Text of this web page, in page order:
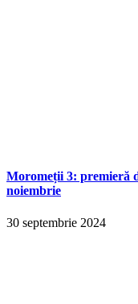
Moromeții 3: premieră
noiembrie
30 septembrie 2024